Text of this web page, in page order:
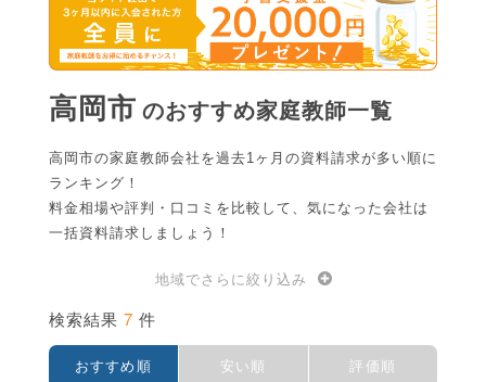
高岡市 のおすすめ家庭教師一覧
高岡市の家庭教師会社を過去1ヶ月の資料請求が多い順に
ランキング！
料金相場や評判・口コミを比較して、気になった会社は
一括資料請求しましょう！
地域でさらに絞り込み
検索結果 7 件
おすすめ順 安い順 評価順